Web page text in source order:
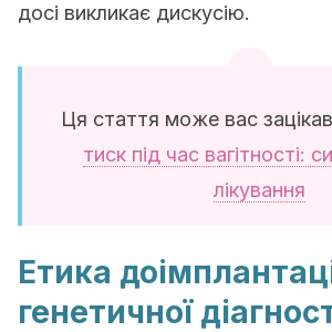
досі викликає дискусію.
Ця стаття може вас
тиск під час вагітності:
лікування
Етика
генетичної